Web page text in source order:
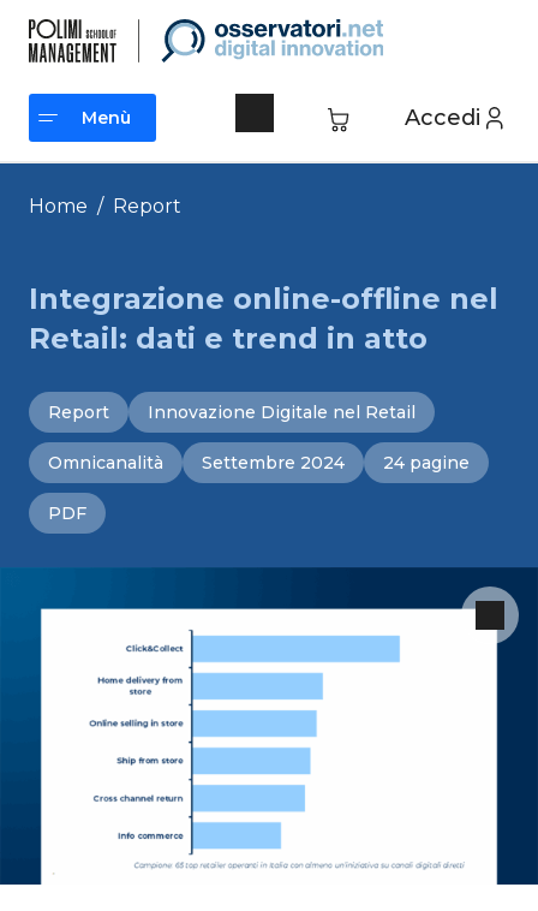
contenuto
Accedi
Menù
Menù
Home / Report
Integrazione online-offline nel
Retail: dati e trend in atto
Report Innovazione Digitale nel Retail
Omnicanalità Settembre 2024 24 pagine
PDF